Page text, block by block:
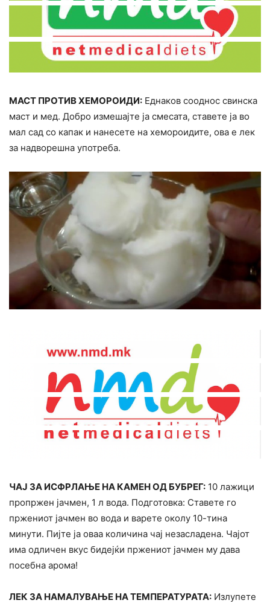
МАСТ ПРОТИВ ХЕМОРОИДИ: Еднаков сооднос свинска
маст и мед. Добро измешајте ја смесата, ставете ја во
мал сад со капак и нанесете на хемороидите, ова е лек
за надворешна употреба.
ЧАЈ ЗА ИСФРЛАЊЕ НА КАМЕН ОД БУБРЕГ: 10 лажици
пропржен јачмен, 1 л вода. Подготовка: Ставете го
пржениот јачмен во вода и варете околу 10-тина
минути. Пијте ја оваа количина чај незасладена. Чајот
има одличен вкус бидејќи пржениот јачмен му дава
посебна арома!
ЛЕК ЗА НАМАЛУВАЊЕ НА ТЕМПЕРАТУРАТА: Излупете